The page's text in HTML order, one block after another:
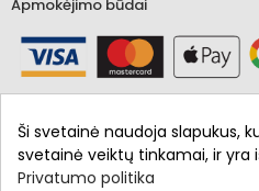
Apmokėjimo būdai
Informacija
Ši svetainė naudoja slapukus,
svetainė veiktų tinkamai, ir yra
Privatumo politika